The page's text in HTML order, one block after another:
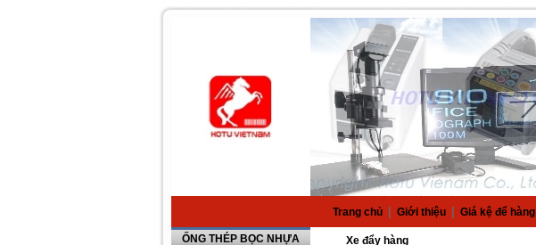
Trang chủ Giới thiệu Giá kệ để hàng
ỐNG THÉP BỌC NHỰA
Xe đẩy hàng